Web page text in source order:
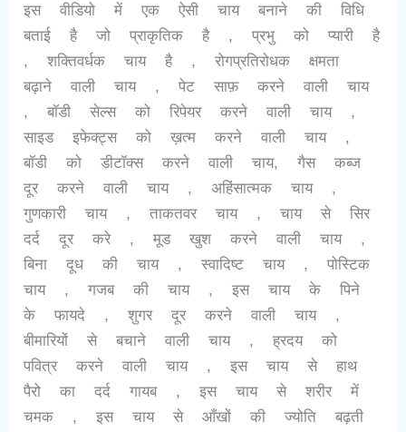
इस वीडियो में एक ऐसी चाय बनाने की विधि
बताई है जो प्राकृतिक है , प्रभु को प्यारी है
, शक्तिवर्धक चाय है , रोगप्रतिरोधक क्षमता
बढ़ाने वाली चाय , पेट साफ़ करने वाली चाय
, बॉडी सेल्स को रिपेयर करने वाली चाय ,
साइड इफेक्ट्स को ख़त्म करने वाली चाय ,
बॉडी को डीटॉक्स करने वाली चाय, गैस कब्ज
दूर करने वाली चाय , अहिंसात्मक चाय ,
गुणकारी चाय , ताकतवर चाय , चाय से सिर
दर्द दूर करे , मूड खुश करने वाली चाय ,
बिना दूध की चाय , स्वादिष्ट चाय , पोस्टिक
चाय , गजब की चाय , इस चाय के पिने
के फायदे , शुगर दूर करने वाली चाय ,
बीमारियों से बचाने वाली चाय , ह्रदय को
पवित्र करने वाली चाय , इस चाय से हाथ
पैरो का दर्द गायब , इस चाय से शरीर में
चमक , इस चाय से आँखों की ज्योति बढ़ती